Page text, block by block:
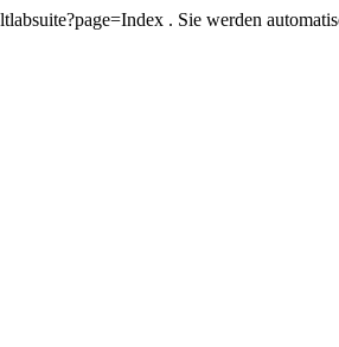
. Sie werden